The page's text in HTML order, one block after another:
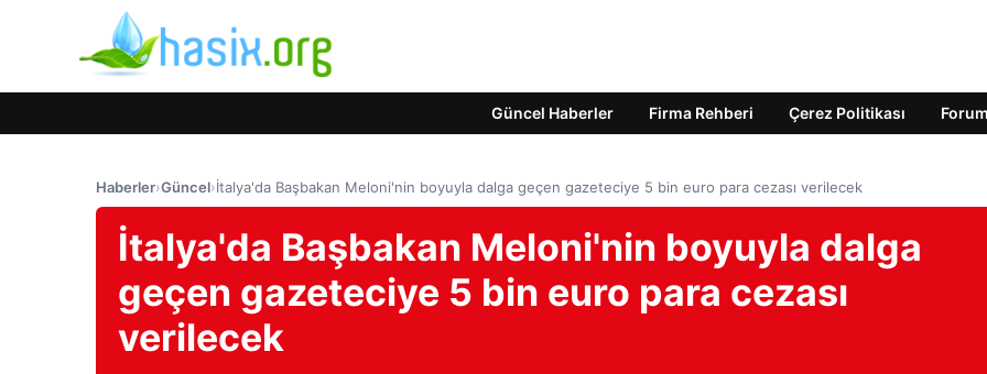
Güncel Haberler Firma Rehberi Çerez Politikası Forum
Haberler›Güncel›İtalya'da Başbakan Meloni'nin boyuyla dalga geçen gazeteciye 5 bin euro para cezası verilecek
İtalya'da Başbakan Meloni'nin boyuyla dalga
geçen gazeteciye 5 bin euro para cezası
verilecek